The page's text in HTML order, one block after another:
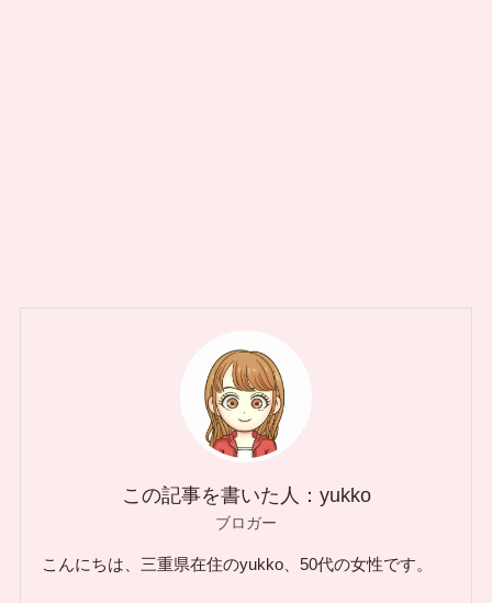
この記事を書いた人：yukko
ブロガー
こんにちは、三重県在住のyukko、50代の女性です。